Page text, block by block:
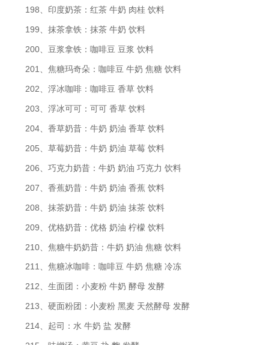
198、印度奶茶：红茶 牛奶 肉桂 饮料
199、抹茶拿铁：抹茶 牛奶 饮料
200、豆浆拿铁：咖啡豆 豆浆 饮料
201、焦糖玛奇朵：咖啡豆 牛奶 焦糖 饮料
202、浮冰咖啡：咖啡豆 香草 饮料
203、浮冰可可：可可 香草 饮料
204、香草奶昔：牛奶 奶油 香草 饮料
205、草莓奶昔：牛奶 奶油 草莓 饮料
206、巧克力奶昔：牛奶 奶油 巧克力 饮料
207、香蕉奶昔：牛奶 奶油 香蕉 饮料
208、抹茶奶昔：牛奶 奶油 抹茶 饮料
209、优格奶昔：优格 奶油 柠檬 饮料
210、焦糖牛奶奶昔：牛奶 奶油 焦糖 饮料
211、焦糖冰咖啡：咖啡豆 牛奶 焦糖 冷冻
212、生面团：小麦粉 牛奶 酵母 发酵
213、硬面粉团：小麦粉 黑麦 天然酵母 发酵
214、起司：水 牛奶 盐 发酵